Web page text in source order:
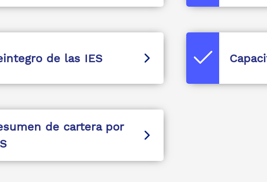
de las IES
de cartera por